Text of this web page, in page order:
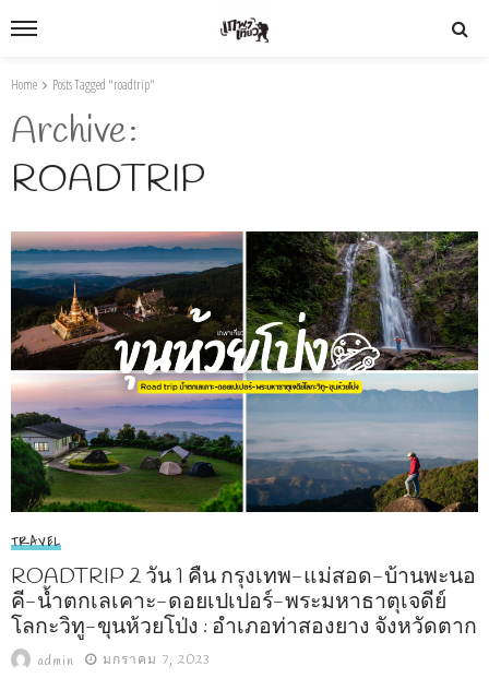
Home Posts Tagged "roadtrip"
Archive
ROADTRIP
TRAVEL
ROADTRIP 2 วัน 1 คืน กรุงเทพ-แม่สอด-บ้านพะนอ
คี-น้ำตกเลเคาะ-ดอยเปเปอร์-พระมหาธาตุเจดีย์
โลกะวิทู-ขุนห้วยโป่ง : อำเภอท่าสองยาง จังหวัดตาก
admin มกราคม 7, 2023